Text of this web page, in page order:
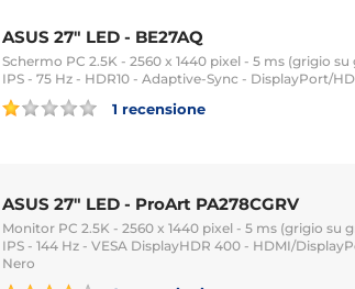
ASUS 27" LED - BE27AQ
Schermo PC 2.5K - 2560 x 1440 pixel - 5 ms (grigio
IPS - 75 Hz - HDR10 - Adaptive-Sync - DisplayPort/
1 recensione
ASUS 27" LED - ProArt PA278CGRV
Monitor PC 2.5K - 2560 x 1440 pixel - 5 ms (grigio su
IPS - 144 Hz - VESA DisplayHDR 400 - HDMI/
Nero